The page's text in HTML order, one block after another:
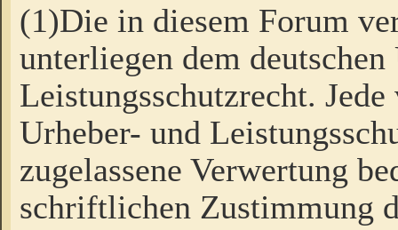
(1)Die in diesem Forum
unterliegen dem
Leistungsschutzrecht.
Urheber- und
zugelassene Verwertung
schriftlichen Zustimmung